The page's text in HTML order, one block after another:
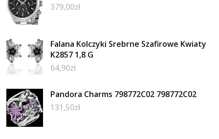
379,00zł
Falana Kolczyki Srebrne Szafirowe Kwiaty
K2857 1,8 G
64,90zł
Pandora Charms 798772C02 798772C02
131,50zł